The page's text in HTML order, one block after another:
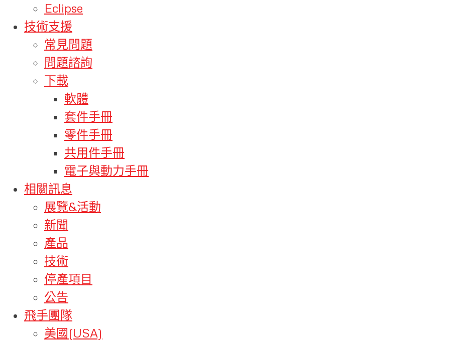
Eclipse
技術支援
常見問題
問題諮詢
下載
軟體
套件手冊
零件手冊
共用件手冊
電子與動力手冊
相關訊息
展覽&活動
新聞
產品
技術
停產項目
公告
飛手團隊
美國(USA)